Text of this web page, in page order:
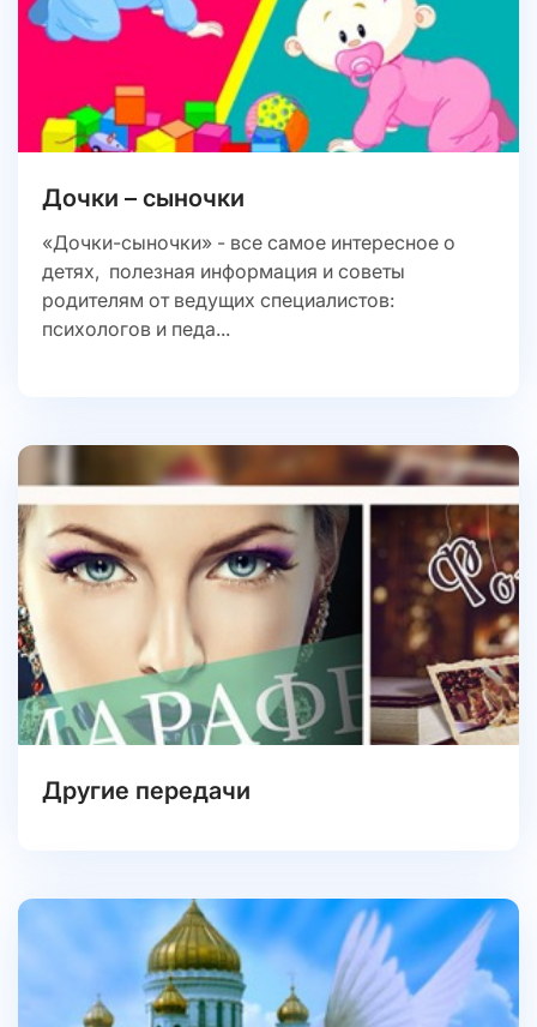
Дочки – сыночки
«Дочки-сыночки» - все самое интересное о
детях, полезная информация и советы
родителям от ведущих специалистов:
психологов и педа...
Другие передачи